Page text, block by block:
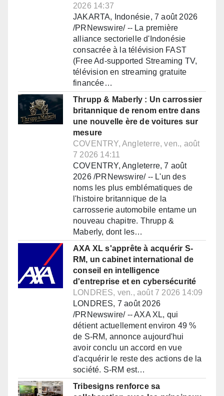
2026 14:37
JAKARTA, Indonésie, 7 août 2026
/PRNewswire/ -- La première
alliance sectorielle d'Indonésie
consacrée à la télévision FAST
(Free Ad-supported Streaming TV,
télévision en streaming gratuite
financée…
Thrupp & Maberly : Un carrossier
britannique de renom entre dans
une nouvelle ère de voitures sur
mesure
COVENTRY, Angleterre, ven., août
7 2026 14:11
COVENTRY, Angleterre, 7 août
2026 /PRNewswire/ -- L'un des
noms les plus emblématiques de
l'histoire britannique de la
carrosserie automobile entame un
nouveau chapitre. Thrupp &
Maberly, dont les…
AXA XL s'apprête à acquérir S-
RM, un cabinet international de
conseil en intelligence
d'entreprise et en cybersécurité
LONDRES, ven., août 7 2026 14:09
LONDRES, 7 août 2026
/PRNewswire/ -- AXA XL, qui
détient actuellement environ 49 %
de S-RM, annonce aujourd'hui
avoir conclu un accord en vue
d'acquérir le reste des actions de la
société. S-RM est…
Tribesigns renforce sa